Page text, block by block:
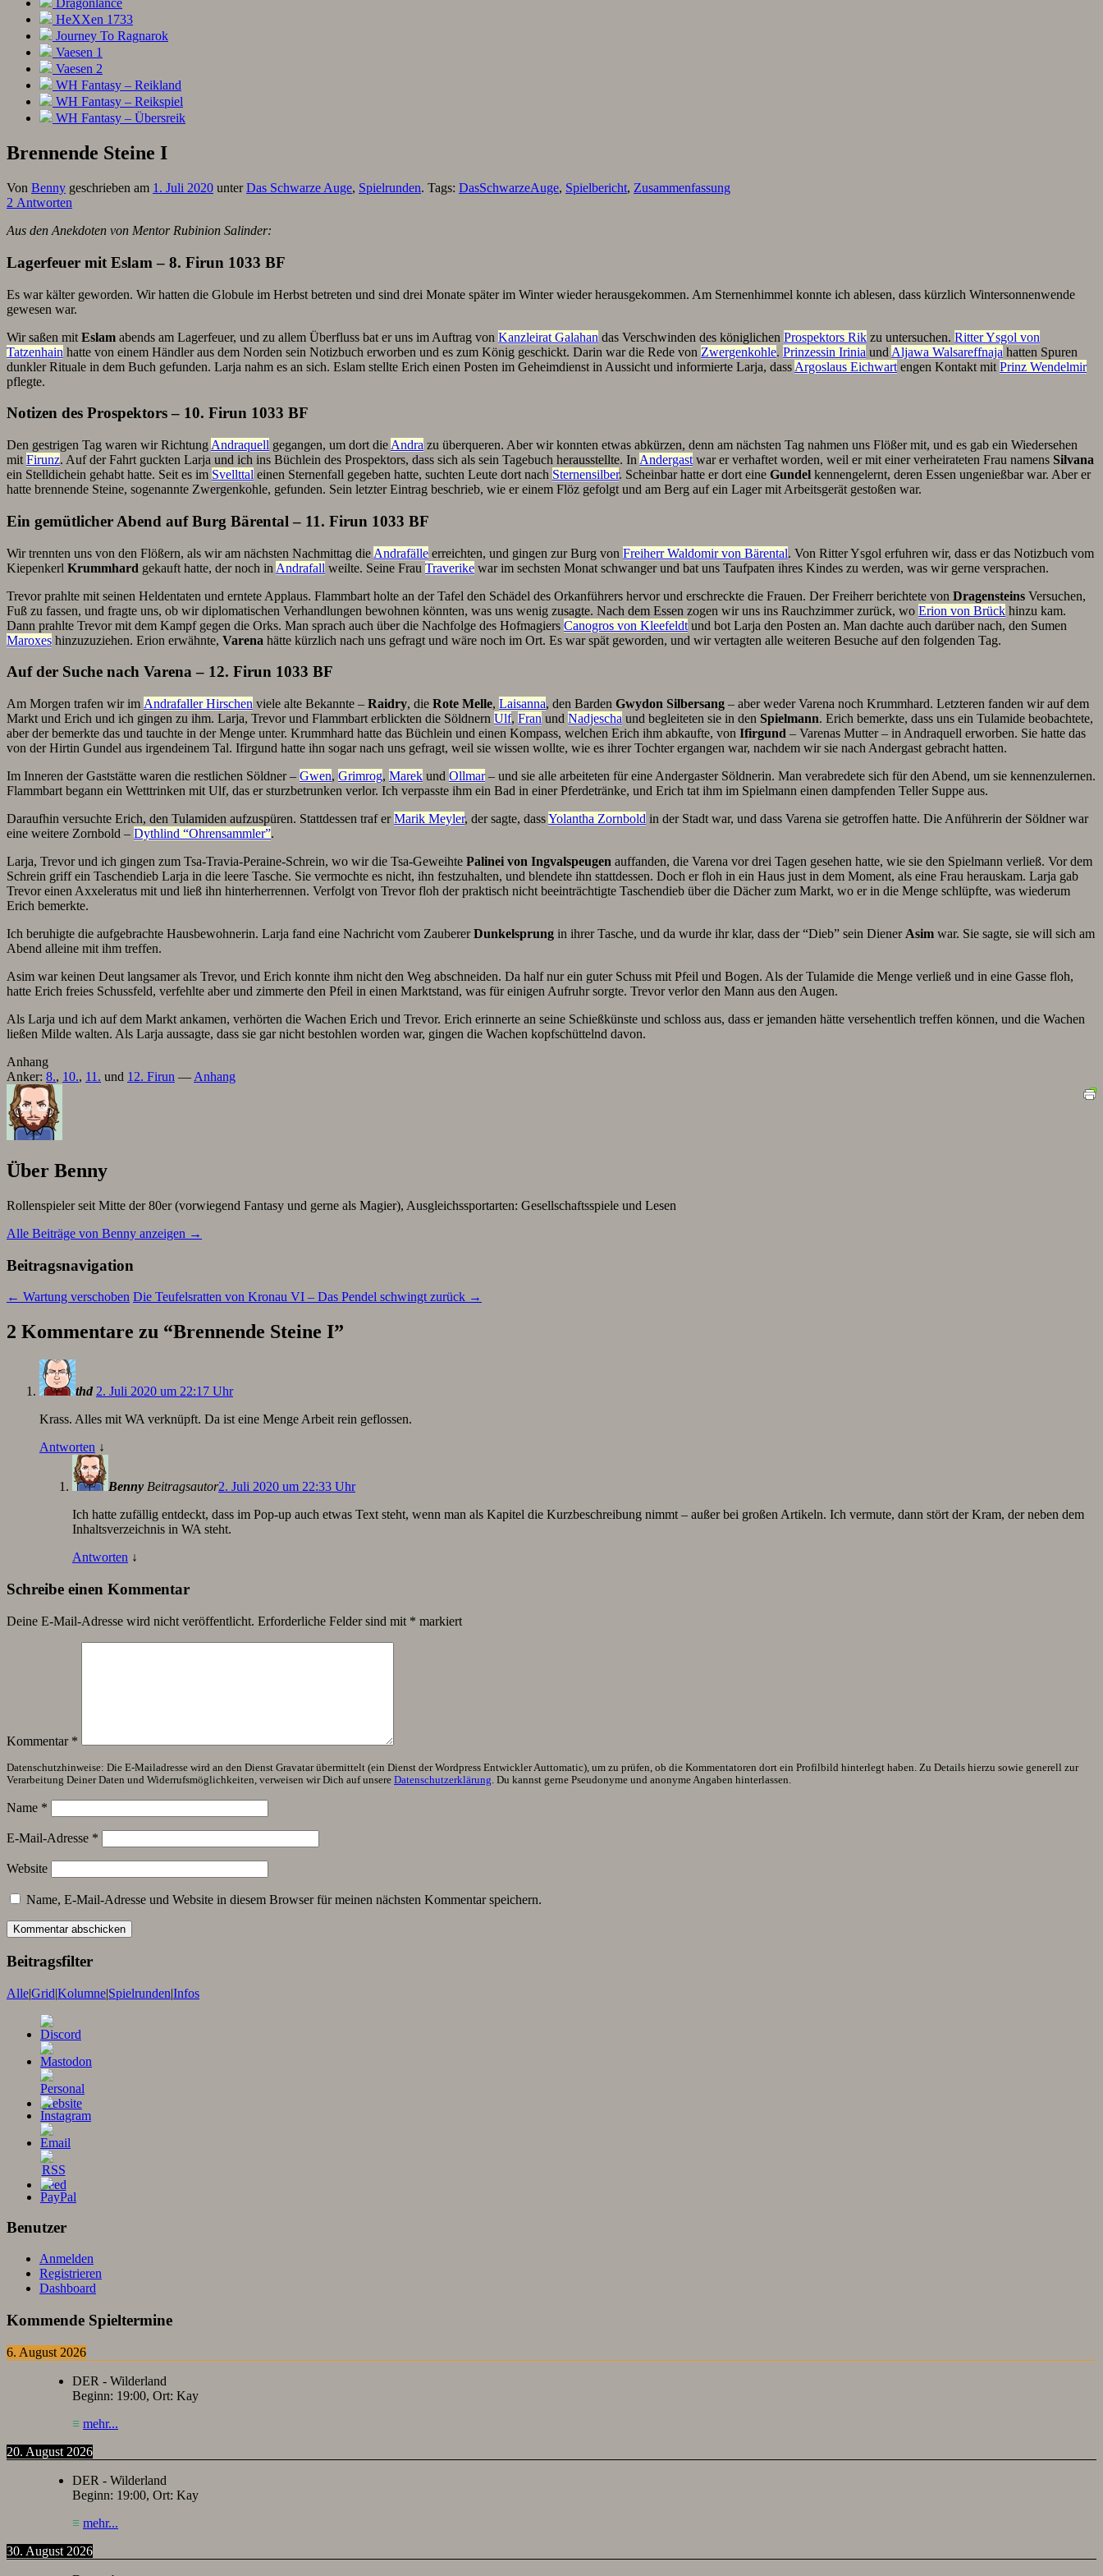
Dragonlance
HeXXen 1733
Journey To Ragnarok
Vaesen 1
Vaesen 2
WH Fantasy – Reikland
WH Fantasy – Reikspiel
WH Fantasy – Übersreik
Brennende Steine I
Von Benny geschrieben am 1. Juli 2020 unterDas Schwarze Auge, Spielrunden. Tags: DasSchwarzeAuge, Spielbericht, Zusammenfassung
2 Antworten
Aus den Anekdoten von Mentor Rubinion Salinder:
Lagerfeuer mit Eslam – 8. Firun 1033 BF
Es war kälter geworden. Wir hatten die Globule im Herbst betreten und sind drei Monate später im Winter wieder herausgekommen. Am Sternenhimmel konnte ich ablesen, dass kürzlich Wintersonnenwende
gewesen war.
Wir saßen mit Eslam abends am Lagerfeuer, und zu allem Überfluss bat er uns im Auftrag von Kanzleirat Galahan das Verschwinden des königlichen Prospektors Rik zu untersuchen. Ritter Ysgol von
Tatzenhain hatte von einem Händler aus dem Norden sein Notizbuch erworben und es zum König geschickt. Darin war die Rede von Zwergenkohle. Prinzessin Irinia und Aljawa Walsareffnaja hatten Spuren
dunkler Rituale in dem Buch gefunden. Larja nahm es an sich. Eslam stellte Erich einen Posten im Geheimdienst in Aussicht und informierte Larja, dass Argoslaus Eichwart engen Kontakt mit Prinz Wendelmir
pflegte.
Notizen des Prospektors – 10. Firun 1033 BF
Den gestrigen Tag waren wir Richtung Andraquell gegangen, um dort die Andra zu überqueren. Aber wir konnten etwas abkürzen, denn am nächsten Tag nahmen uns Flößer mit, und es gab ein Wiedersehen
mit Firunz. Auf der Fahrt guckten Larja und ich ins Büchlein des Prospektors, dass sich als sein Tagebuch herausstellte. In Andergast war er verhaftet worden, weil er mit einer verheirateten Frau namens Silvana
ein Stelldichein gehabt hatte. Seit es im Svellttal einen Sternenfall gegeben hatte, suchten Leute dort nach Sternensilber. Scheinbar hatte er dort eine Gundel kennengelernt, deren Essen ungenießbar war. Aber er
hatte brennende Steine, sogenannte Zwergenkohle, gefunden. Sein letzter Eintrag beschrieb, wie er einem Flöz gefolgt und am Berg auf ein Lager mit Arbeitsgerät gestoßen war.
Ein gemütlicher Abend auf Burg Bärental – 11. Firun 1033 BF
Wir trennten uns von den Flößern, als wir am nächsten Nachmittag die Andrafälle erreichten, und gingen zur Burg von Freiherr Waldomir von Bärental. Von Ritter Ysgol erfuhren wir, dass er das Notizbuch vom
Kiepenkerl Krummhard gekauft hatte, der noch in Andrafall weilte. Seine Frau Traverike war im sechsten Monat schwanger und bat uns Taufpaten ihres Kindes zu werden, was wir gerne versprachen.
Trevor prahlte mit seinen Heldentaten und erntete Applaus. Flammbart holte an der Tafel den Schädel des Orkanführers hervor und erschreckte die Frauen. Der Freiherr berichtete von Dragensteins Versuchen,
Fuß zu fassen, und fragte uns, ob wir diplomatischen Verhandlungen bewohnen könnten, was uns wenig zusagte. Nach dem Essen zogen wir uns ins Rauchzimmer zurück, wo Erion von Brück hinzu kam.
Dann prahlte Trevor mit dem Kampf gegen die Orks. Man sprach auch über die Nachfolge des Hofmagiers Canogros von Kleefeldt und bot Larja den Posten an. Man dachte auch darüber nach, den Sumen
Maroxes hinzuzuziehen. Erion erwähnte, Varena hätte kürzlich nach uns gefragt und wäre noch im Ort. Es war spät geworden, und wir vertagten alle weiteren Besuche auf den folgenden Tag.
Auf der Suche nach Varena – 12. Firun 1033 BF
Am Morgen trafen wir im Andrafaller Hirschen viele alte Bekannte – Raidry, die Rote Melle, Laisanna, den Barden Gwydon Silbersang – aber weder Varena noch Krummhard. Letzteren fanden wir auf dem
Markt und Erich und ich gingen zu ihm. Larja, Trevor und Flammbart erblickten die Söldnern Ulf, Fran und Nadjescha und begleiteten sie in den Spielmann. Erich bemerkte, dass uns ein Tulamide beobachtete,
aber der bemerkte das und tauchte in der Menge unter. Krummhard hatte das Büchlein und einen Kompass, welchen Erich ihm abkaufte, von Ifirgund – Varenas Mutter – in Andraquell erworben. Sie hatte das
von der Hirtin Gundel aus irgendeinem Tal. Ifirgund hatte ihn sogar nach uns gefragt, weil sie wissen wollte, wie es ihrer Tochter ergangen war, nachdem wir sie nach Andergast gebracht hatten.
Im Inneren der Gaststätte waren die restlichen Söldner – Gwen, Grimrog, Marek und Ollmar– und sie alle arbeiteten für eine Andergaster Söldnerin. Man verabredete sich für den Abend, um sie kennenzulernen.
Flammbart begann ein Wetttrinken mit Ulf, das er sturzbetrunken verlor. Ich verpasste ihm ein Bad in einer Pferdetränke, und Erich tat ihm im Spielmann einen dampfenden Teller Suppe aus.
Daraufhin versuchte Erich, den Tulamiden aufzuspüren. Stattdessen traf erMarik Meyler, der sagte, dassYolantha Zornbold in der Stadt war, und dass Varena sie getroffen hatte. Die Anführerin der Söldner war
eine weitere Zornbold – Dythlind “Ohrensammler”.
Larja, Trevor und ich gingen zum Tsa-Travia-Peraine-Schrein, wo wir die Tsa-Geweihte Palinei von Ingvalspeugen auffanden, die Varena vor drei Tagen gesehen hatte, wie sie den Spielmann verließ. Vor dem
Schrein griff ein Taschendieb Larja in die leere Tasche. Sie vermochte es nicht, ihn festzuhalten, und blendete ihn stattdessen. Doch er floh in ein Haus just in dem Moment, als eine Frau herauskam. Larja gab
Trevor einen Axxeleratus mit und ließ ihn hinterherrennen. Verfolgt von Trevor floh der praktisch nicht beeinträchtigte Taschendieb über die Dächer zum Markt, wo er in die Menge schlüpfte, was wiederum
Erich bemerkte.
Ich beruhigte die aufgebrachte Hausbewohnerin. Larja fand eine Nachricht vom ZaubererDunkelsprung in ihrer Tasche, und da wurde ihr klar, dass der “Dieb” sein Diener Asim war. Sie sagte, sie will sich am
Abend alleine mit ihm treffen.
Asim war keinen Deut langsamer als Trevor, und Erich konnte ihm nicht den Weg abschneiden. Da half nur ein guter Schuss mit Pfeil und Bogen. Als der Tulamide die Menge verließ und in eine Gasse floh,
hatte Erich freies Schussfeld, verfehlte aber und zimmerte den Pfeil in einen Marktstand, was für einigen Aufruhr sorgte. Trevor verlor den Mann aus den Augen.
Als Larja und ich auf dem Markt ankamen, verhörten die Wachen Erich und Trevor. Erich erinnerte an seine Schießkünste und schloss aus, dass er jemanden hätte versehentlich treffen können, und die Wachen
ließen Milde walten. Als Larja aussagte, dass sie gar nicht bestohlen worden war, gingen die Wachen kopfschüttelnd davon.
Anhang
Anker: 8., 10., 11. und 12. Firun — Anhang
Über Benny
Rollenspieler seit Mitte der 80er (vorwiegend Fantasy und gerne als Magier), Ausgleichssportarten: Gesellschaftsspiele und Lesen
Alle Beiträge von Benny anzeigen →
Beitragsnavigation
← Wartung verschoben Die Teufelsratten von Kronau VI – Das Pendel schwingt zurück →
2 Kommentare zu “Brennende Steine I”
thd 2. Juli 2020 um 22:17 Uhr
Krass. Alles mit WA verknüpft. Da ist eine Menge Arbeit rein geflossen.
Antworten ↓
Benny Beitragsautor2. Juli 2020 um 22:33 Uhr
Ich hatte zufällig entdeckt, dass im Pop-up auch etwas Text steht, wenn man als Kapitel die Kurzbeschreibung nimmt – außer bei großen Artikeln. Ich vermute, dann stört der Kram, der neben dem
Inhaltsverzeichnis in WA steht.
Antworten ↓
Schreibe einen Kommentar
Deine E-Mail-Adresse wird nicht veröffentlicht. Erforderliche Felder sind mit * markiert
Kommentar *
Datenschutzhinweise: Die E-Mailadresse wird an den Dienst Gravatar übermittelt (ein Dienst der Wordpress Entwickler Auttomatic), um zu prüfen, ob die Kommentatoren dort ein Profilbild hinterlegt haben. Zu Details hierzu sowie generell zur
Verarbeitung Deiner Daten und Widerrufsmöglichkeiten, verweisen wir Dich auf unsere Datenschutzerklärung . Du kannst gerne Pseudonyme und anonyme Angaben hinterlassen.
Name *
E-Mail-Adresse *
Website
Name, E-Mail-Adresse und Website in diesem Browser für meinen nächsten Kommentar speichern.
Beitragsfilter
Alle|Grid|Kolumne|Spielrunden|Infos
Benutzer
Anmelden
Registrieren
Dashboard
Kommende Spieltermine
6. August 2026
DER - Wilderland
Beginn: 19:00, Ort: Kay
≡ mehr...
20. August 2026
DER - Wilderland
Beginn: 19:00, Ort: Kay
≡ mehr...
30. August 2026